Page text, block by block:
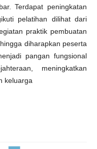
Terdapat peningkatan
pelatihan dilihat dari
praktik pembuatan
diharapkan peserta
pangan fungsional
meningkatkan
keluarga